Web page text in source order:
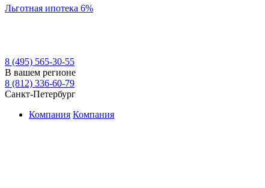
Льготная ипотека 6%
8 (495) 565-30-55
В вашем регионе
8 (812) 336-60-79
Санкт-Петербург
Компания Компания